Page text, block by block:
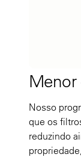
Menor
Nosso
que os
reduzindo